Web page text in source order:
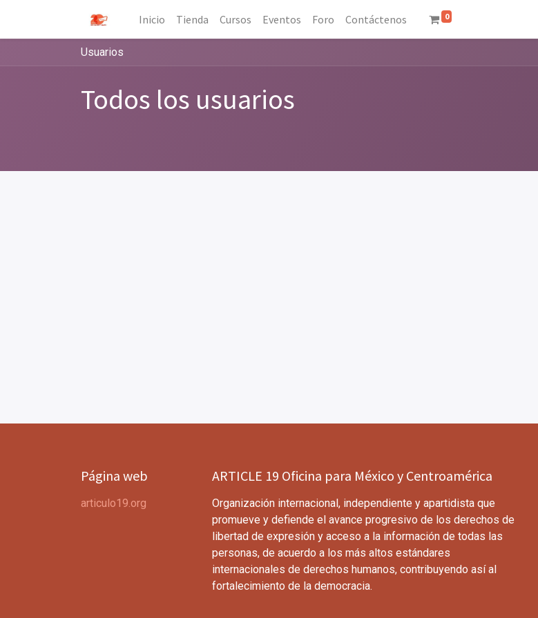
Inicio Tienda Cursos Eventos Foro Contáctenos 0
Usuarios
Todos los usuarios
Página web
articulo19.org
ARTICLE 19 Oficina para México y Centroamérica
Organización internacional, independiente y apartidista que
promueve y defiende el avance progresivo de los derechos de
libertad de expresión y acceso a la información de todas las
personas, de acuerdo a los más altos estándares
internacionales de derechos humanos, contribuyendo así al
fortalecimiento de la democracia.